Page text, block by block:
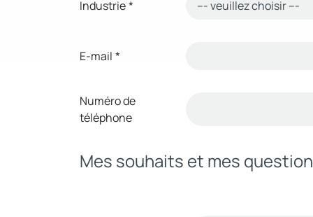
Industrie*
E-mail *
Numéro de
téléphone
Mes souhaits et mes